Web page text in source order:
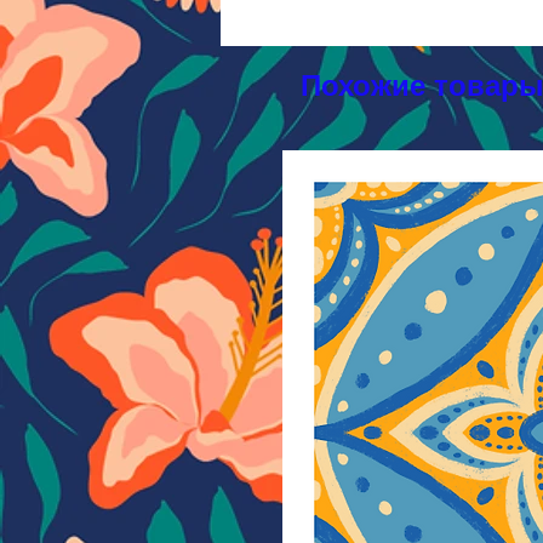
Похожие товары